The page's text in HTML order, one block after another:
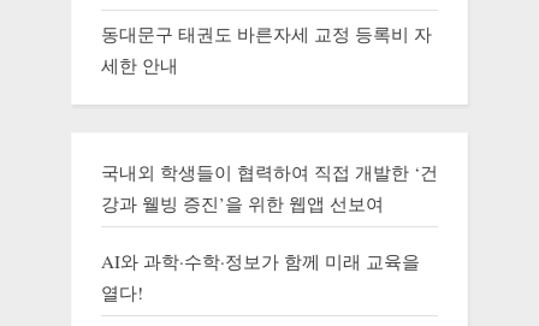
동대문구 태권도 바른자세 교정 등록비 자
세한 안내
국내외 학생들이 협력하여 직접 개발한 ‘건
강과 웰빙 증진’을 위한 웹앱 선보여
AI와 과학·수학·정보가 함께 미래 교육을
열다!